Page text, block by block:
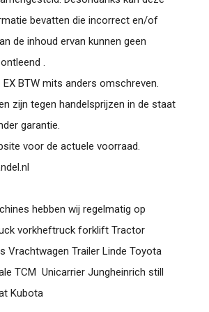
bevatten die incorrect en/of
de inhoud ervan kunnen geen
.
BTW mits anders omschreven.
zijn tegen handelsprijzen in de staat
garantie.
voor de actuele voorraad.
hebben wij regelmatig op
vorkheftruck forklift Tractor
Vrachtwagen Trailer Linde Toyota
TCM Unicarrier Jungheinrich still
Kubota